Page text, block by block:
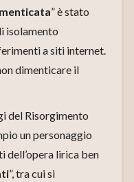
” è stato
isolamento
a siti internet.
dimenticare il
del Risorgimento
un personaggio
dell’opera lirica ben
”, tra cui si